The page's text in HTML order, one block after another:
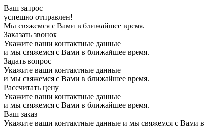
Ваш запрос
успешно отправлен!
Мы свяжемся с Вами в ближайшее время.
Заказать звонок
Укажите ваши контактные данные
и мы свяжемся с Вами в ближайшее время.
Задать вопрос
Укажите ваши контактные данные
и мы свяжемся с Вами в ближайшее время.
Рассчитать цену
Укажите ваши контактные данные
и мы свяжемся с Вами в ближайшее время.
Ваш заказ
Укажите ваши контактные данные и мы свяжемся с Вами в